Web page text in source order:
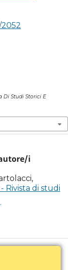
2052
Di Studi Storici E
i
Rivista di studi
Rivista di studi